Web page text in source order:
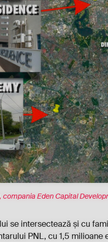
Eden Capital
se intersectează și cu
PNL, cu 1,5